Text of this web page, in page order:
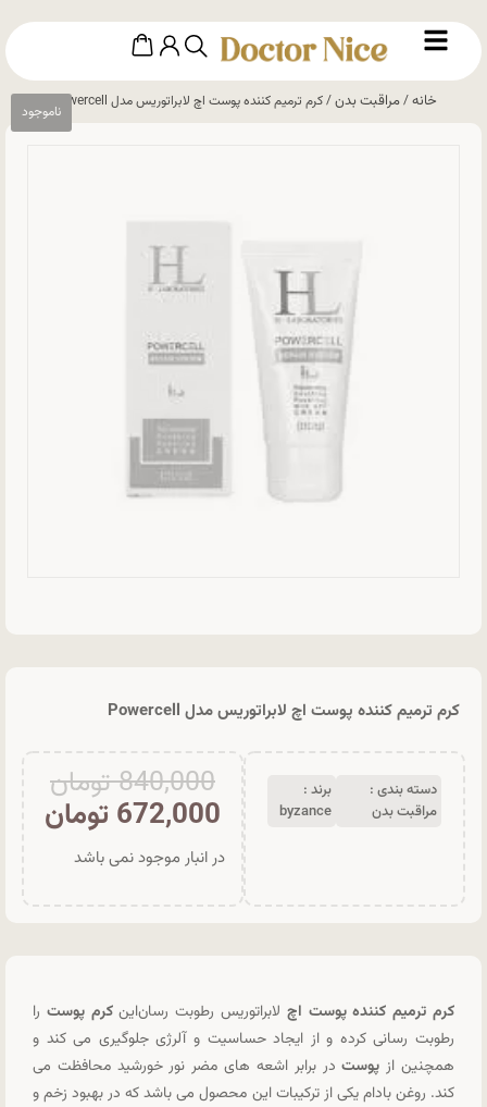
خانه/مراقبت بدن/ کرم ترمیم کننده پوست اچ لابراتوریس مدل Powercell
کرم ترمیم کننده پوست اچ لابراتوریس مدل Powercell
دسته بندی :
مراقبت بدن
برند :
byzance
840,000تومان
672,000 تومان
در انبار موجود نمی باشد
کرم ترمیم کننده پوست اچ لابراتوریس رطوبت رساناینکرم پوست را
رطوبت رسانی کرده و از ایجاد حساسیت و آلرژی جلوگیری می کند و
همچنین از پوستدر برابر اشعه های مضر نور خورشید محافظت می
کند. روغن بادام یکی از ترکیبات این محصول می باشد که در بهبود زخم و